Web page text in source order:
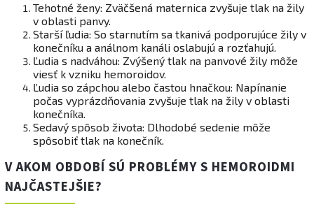
Tehotné ženy: Zväčšená maternica zvyšuje tlak na žily
v oblasti panvy.
Starší ľudia: So starnutím sa tkanivá podporujúce žily v
konečníku a análnom kanáli oslabujú a rozťahujú.
Ľudia s nadváhou: Zvýšený tlak na panvové žily môže
viesť k vzniku hemoroidov.
Ľudia so zápchou alebo častou hnačkou: Napínanie
počas vyprázdňovania zvyšuje tlak na žily v oblasti
konečníka.
Sedavý spôsob života: Dlhodobé sedenie môže
spôsobiť tlak na konečník.
V AKOM OBDOBÍ SÚ PROBLÉMY S HEMOROIDMI
NAJČASTEJŠIE?